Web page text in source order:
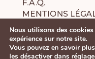
F.A.Q.
MENTIONS
POLITIQUE DE
Nous utilisons des
expérience sur notre site.
Vous pouvez en savoir
les désactiver dans